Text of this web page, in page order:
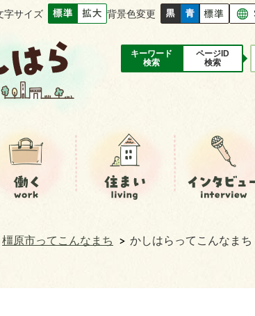
字サイズ 背景色変更
キーワード
検索
ページID
検索
橿原市ってこんなまち かしはらってこんなまち